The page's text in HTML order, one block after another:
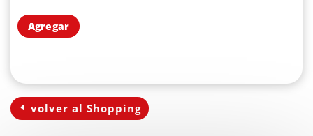
Agregar
volver al Shopping